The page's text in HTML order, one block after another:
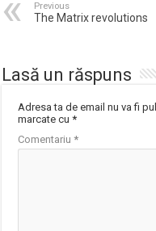
Previous
The Matrix revolutions
Lasă un răspuns
Adresa ta de email nu va fi
marcate cu*
Comentariu*